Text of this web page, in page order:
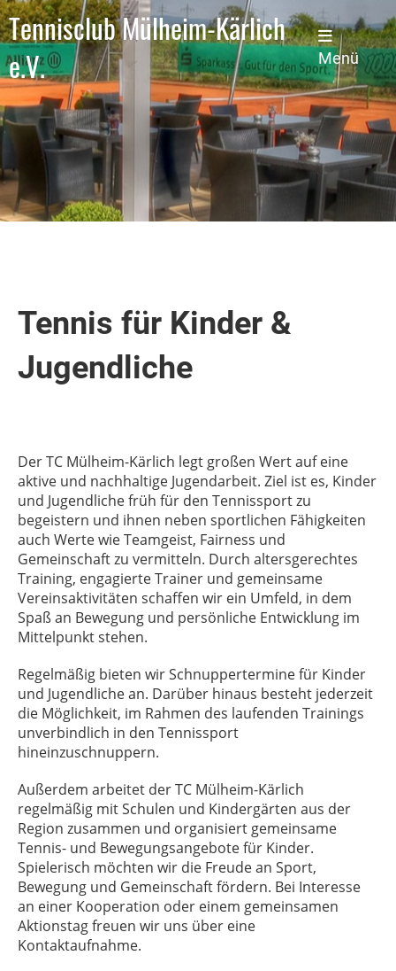
Tennisclub Mülheim-Kärlich
e.V.
Menü
Tennis für Kinder &
Jugendliche
DerTC Mülheim-Kärlich legt großen Wert auf eine
aktive und nachhaltige Jugendarbeit. Ziel ist es, Kinder
und Jugendliche früh für den Tennissport zu
begeistern und ihnen neben sportlichen Fähigkeiten
auch Werte wie Teamgeist, Fairness und
Gemeinschaft zu vermitteln. Durch altersgerechtes
Training, engagierte Trainer und gemeinsame
Vereinsaktivitäten schaffen wir ein Umfeld, in dem
Spaß an Bewegung und persönliche Entwicklung im
Mittelpunkt stehen.
Regelmäßig bieten wir Schnuppertermine für Kinder
und Jugendliche an. Darüber hinaus besteht jederzeit
die Möglichkeit, im Rahmen des laufenden Trainings
unverbindlich in den Tennissport
hineinzuschnuppern.
Außerdem arbeitet der TC Mülheim-Kärlich
regelmäßig mit Schulen und Kindergärten aus der
Region zusammen und organisiert gemeinsame
Tennis- und Bewegungsangebote für Kinder.
Spielerisch möchten wir die Freude an Sport,
Bewegung und Gemeinschaft fördern. Bei Interesse
an einer Kooperation oder einem gemeinsamen
Aktionstag freuen wir uns über eine
Kontaktaufnahme.